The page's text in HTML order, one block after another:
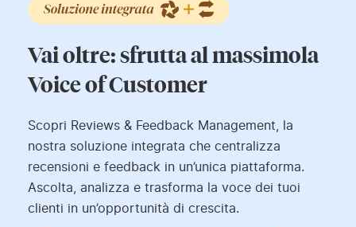
Vai oltre: sfrutta al massimola
Voice of Customer
Scopri Reviews & Feedback Management, la
nostra soluzione integrata che centralizza
recensioni e feedback in un’unica piattaforma.
Ascolta, analizza e trasforma la voce dei tuoi
clienti in un’opportunità di crescita.